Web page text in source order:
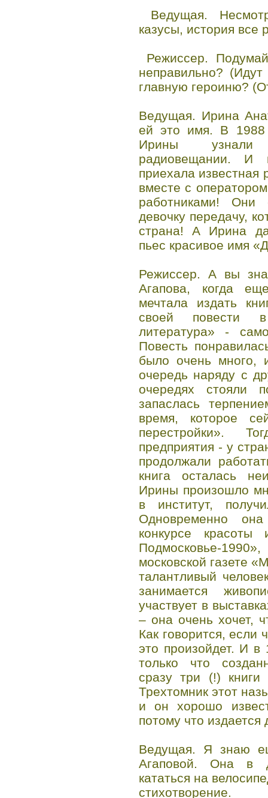
Ведущая.
казусы, история все
Режиссер.
неправильно?
главную героиню?
Ведущая. Ирина
ей это имя. В 1988
Ирины узнали
радиовещании.
приехала
вместе с
работниками! Они
девочку передачу,
страна! А Ирина
пьес красивое имя
Режиссер. А вы
Агапова, когда
мечтала издать
своей повести в
литература» -
Повесть
было очень много,
очередь наряду с
очередях стояли
запаслась
время, которое
перестройки».
предприятия - у
продолжали
книга осталась
Ирины произошло
в институт,
Одновременно
конкурсе
Подмосковье-
московской газете
талантливый
занимается
участвует в
– она очень хочет,
Как говорится, если
это произойдет. И
только что
сразу три (!)
Трехтомник этот
и он хорошо
потому что издается
Ведущая. Я знаю
Агаповой. Она в
кататься на
стихотворение.